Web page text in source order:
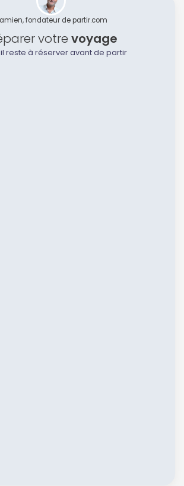
fondateur de partir.com
votre voyage
reste à réserver avant de partir